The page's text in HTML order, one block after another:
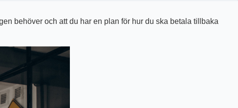
behöver och att du har en plan för hur du ska betala tillbaka